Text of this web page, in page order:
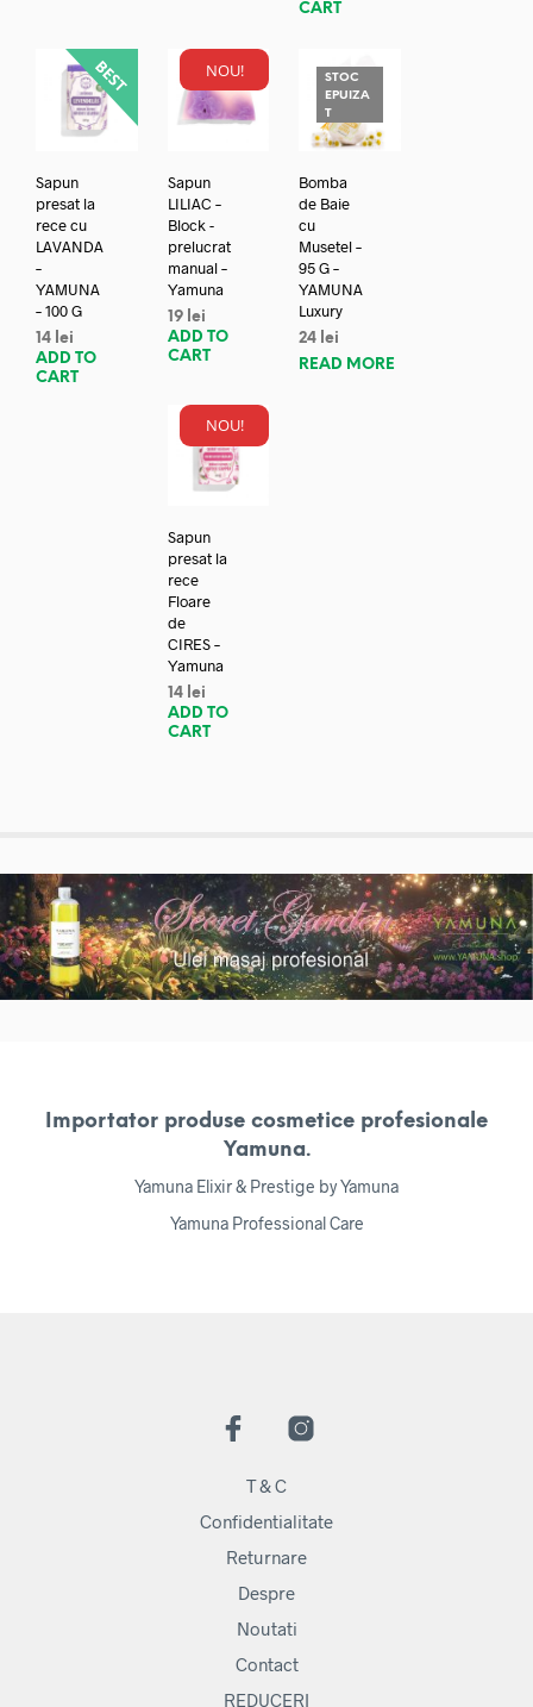
CART
Sapun
presat la
rece cu
LAVANDA
–
YAMUNA
– 100 G
14 lei
ADD TO
CART
NOU!
Sapun
LILIAC –
Block -
prelucrat
manual –
Yamuna
19 lei
ADD TO
CART
STOC
EPUIZA
T
Bomba
de Baie
cu
Musetel –
95 G –
YAMUNA
Luxury
24 lei
READ MORE
NOU!
Sapun
presat la
rece
Floare
de
CIRES –
Yamuna
14 lei
ADD TO
CART
Importator produse cosmetice profesionale
Yamuna.
Yamuna Elixir & Prestige by Yamuna
Yamuna Professional Care
T & C
Confidentialitate
Returnare
Despre
Noutati
Contact
REDUCERI